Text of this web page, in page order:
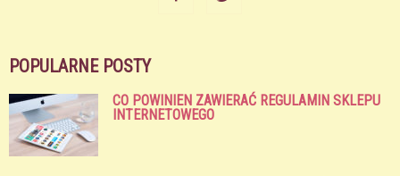
POPULARNE POSTY
CO POWINIEN ZAWIERAĆ REGULAMIN SKLEPU
INTERNETOWEGO